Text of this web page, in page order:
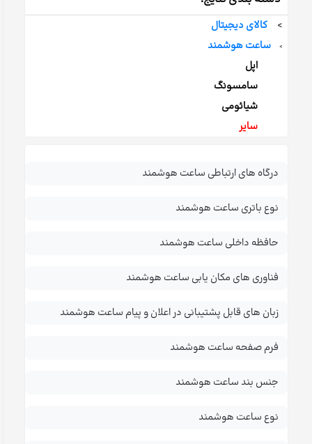
>
کالای دیجیتال
>
ساعت هوشمند
اپل
سامسونگ
شیائومی
سایر
درگاه های ارتباطی ساعت هوشمند
نوع باتری ساعت هوشمند
حافظه داخلی ساعت هوشمند
فناوری های مکان یابی ساعت هوشمند
زبان های قابل پشتیبانی در اعلان و پیام ساعت هوشمند
فرم صفحه ساعت هوشمند
جنس بند ساعت هوشمند
نوع ساعت هوشمند